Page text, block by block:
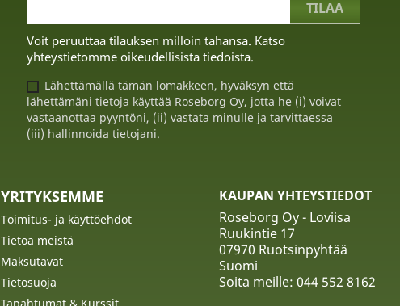
Voit peruuttaa tilauksen milloin tahansa. Katso
yhteystietomme oikeudellisista tiedoista.
Lähettämällä tämän lomakkeen, hyväksyn että
lähettämäni tietoja käyttää Roseborg Oy, jotta he (i) voivat
vastaanottaa pyyntöni, (ii) vastata minulle ja tarvittaessa
(iii) hallinnoida tietojani.
YRITYKSEMME
Toimitus- ja käyttöehdot
Tietoa meistä
Maksutavat
Tietosuoja
KAUPAN YHTEYSTIEDOT
Roseborg Oy - Loviisa
Ruukintie 17
07970 Ruotsinpyhtää
Suomi
Soita meille: 044 552 8162